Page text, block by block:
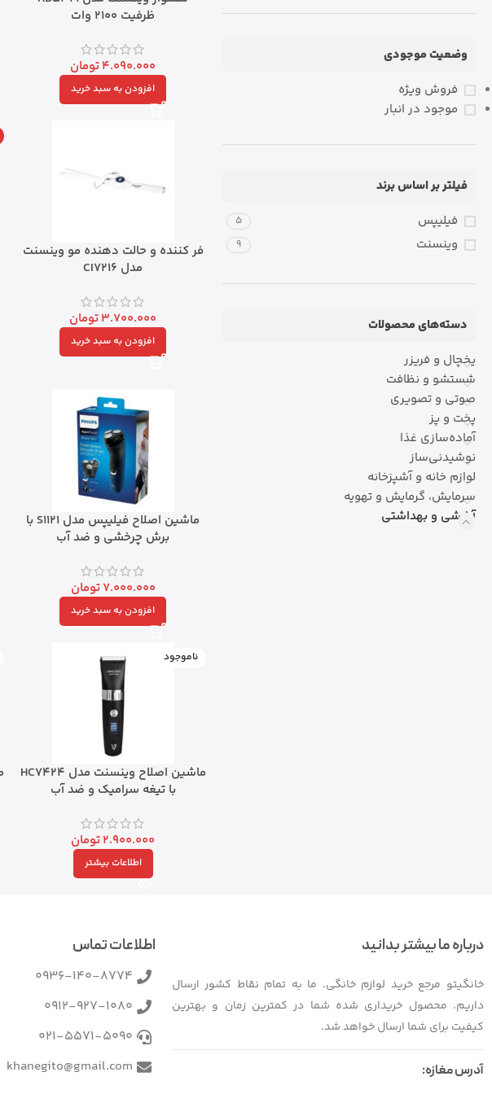
وضعیت موجودی
فروش ویژه
موجود در انبار
فیلتر بر اساس برند
فیلیپس
5
وینسنت 9
دسته‌های محصولات
یخچال و فریزر
شستشو و نظافت
صوتی و تصویری
پخت و پز
آماده‌سازی غذا
نوشیدنی‌ساز
لوازم خانه و آشپزخانه
سرمایش، گرمایش و تهویه
آرایشی و بهداشتی
ظرفیت ۲۱۰۰ وات
4.090.000تومان
افزودن به سبد خرید
فر کننده و حالت دهنده مو وینسنت
مدل CI7216
3.700.000تومان
افزودن به سبد خرید
ماشین اصلاح فیلیپس مدل S1121 با
برش چرخشی و ضد آب
7.000.000تومان
افزودن به سبد خرید
ناموجود
ماشین اصلاح وینسنت مدل HC7424
با تیغه سرامیک و ضد آب
2.900.000تومان
اطلاعات بیشتر
درباره ما بیشتر بدانید
خانگیتو مرجع خرید لوازم خانگی. ما به تمام نقاط کشور ارسال
داریم. محصول خریداری شده شما در کمترین زمان و بهترین
کیفیت برای شما ارسال خواهد شد.
آدرس مغازه:
اطلاعات تماس
0936-140-8774
0912-927-1080
021-5571-5090
khanegito@gmail.com